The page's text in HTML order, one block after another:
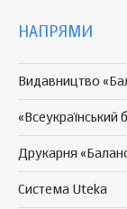
НАПРЯМИ
Видавництво
«Всеукраїнський
Друкарня
Система Uteka